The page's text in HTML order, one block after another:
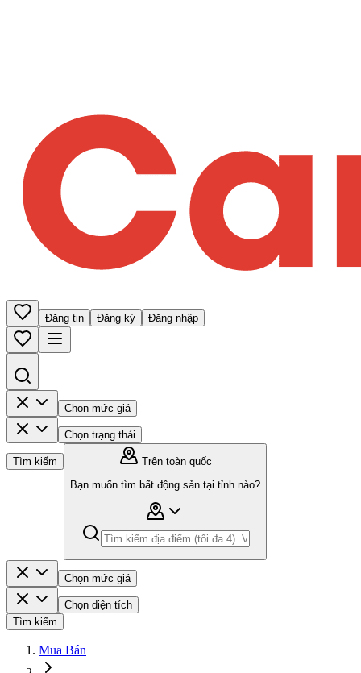
Đăng tin Đăng ký Đăng nhập
Chọn mức giá
Chọn trạng thái
Tìm kiếm
Trên toàn quốc
Bạn muốn tìm bất động sản tại tỉnh nào?
Chọn mức giá
Chọn diện tích
Tìm kiếm
Mua Bán